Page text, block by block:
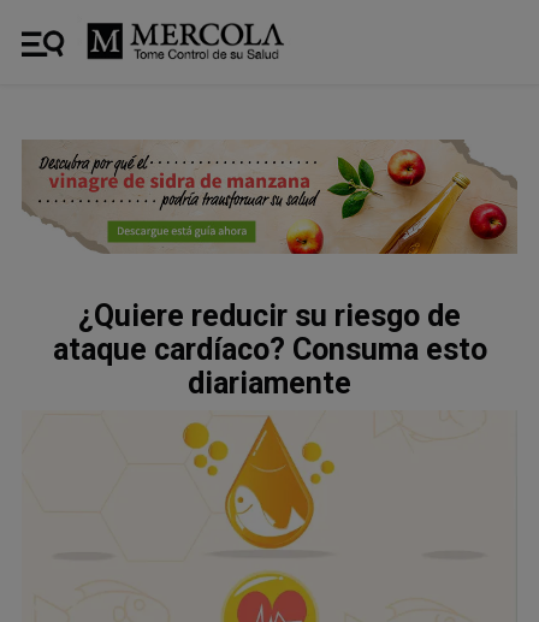
¿Quiere reducir su riesgo de
ataque cardíaco? Consuma esto
diariamente